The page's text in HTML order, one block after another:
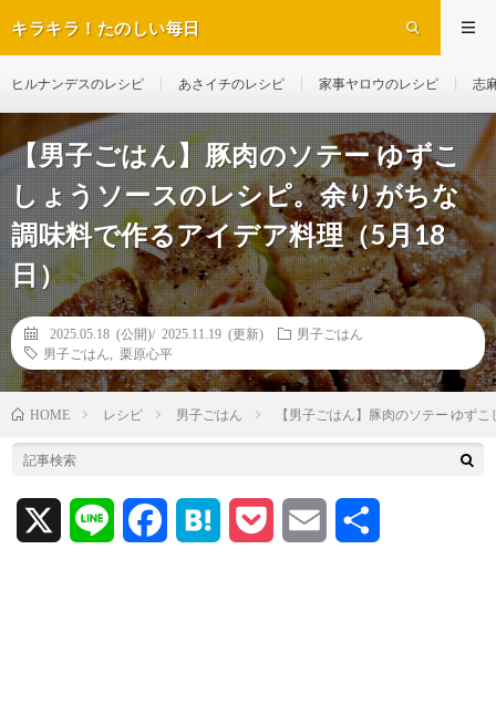
キラキラ！たのしい毎日
ヒルナンデスのレシピ あさイチのレシピ 家事ヤロウのレシピ 志
【男子ごはん】豚肉のソテー ゆずこ
しょうソースのレシピ。余りがちな
調味料で作るアイデア料理（5月18
日）
2025.05.18 (公開)/ 2025.11.19 (更新)
男子ごはん
男子ごはん
栗原心平
HOME レシピ 男子ごはん 【男子ごはん】豚肉のソテー ゆず